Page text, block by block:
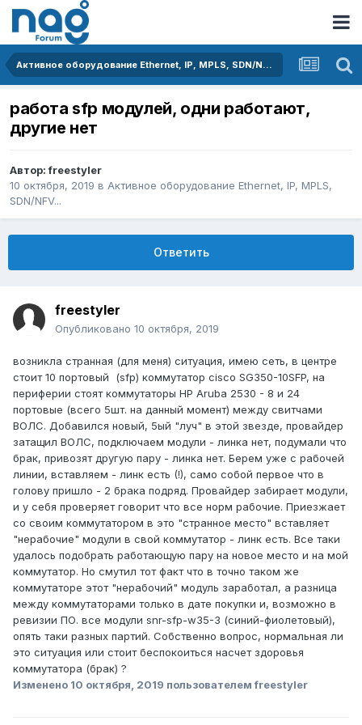
Активное оборудование Ethernet, IP, MPLS, SDN/NFV...
работа sfp модулей, одни работают,
другие нет
Автор:freestyler
10 октября, 2019 в Активное оборудование Ethernet, IP, MPLS,
SDN/NFV...
Ответить
freestyler
Опубликовано 10 октября, 2019
возникла странная (для меня) ситуация, имею сеть, в центре
стоит 10 портовый (sfp) коммутатор cisco SG350-10SFP, на
периферии стоят коммутаторы HP Aruba 2530 - 8 и 24
портовые (всего 5шт. на данный момент) между свитчами
ВОЛС. Добавился новый, 5ый "луч" в этой звезде, провайдер
затащил ВОЛС, подключаем модули - линка нет, подумали что
брак, привозят другую пару - линка нет. Берем уже с рабочей
линии, вставляем - линк есть (!), само собой первое что в
голову пришло - 2 брака подряд. Провайдер забирает модули,
и у себя проверяет говорит что все норм рабочие. Приезжает
со своим коммутатором в это "странное место" вставляет
"нерабочие" модули в свой коммутатор - линк есть. Все таки
удалось подобрать работающую пару на новое место и на мой
коммутатор. Но смутил тот факт что в точно таком же
коммутаторе этот "нерабочий" модуль заработал, а разница
между коммутаторами только в дате покупки и, возможно в
ревизии ПО. все модули snr-sfp-w35-3 (синий-фиолетовый),
опять таки разных партий. Собственно вопрос, нормальная ли
это ситуация или стоит беспокоиться насчет здоровья
коммутатора (брак) ?
Изменено 10 октября, 2019 пользователем freestyler